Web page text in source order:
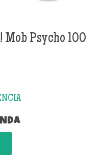
Mob Psycho 100